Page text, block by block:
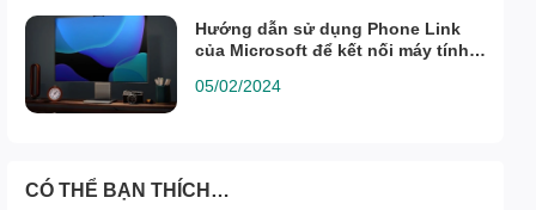
Hướng dẫn sử dụng Phone Link
của Microsoft để kết nối máy tính
05/02/2024
CÓ THỂ BẠN THÍCH…